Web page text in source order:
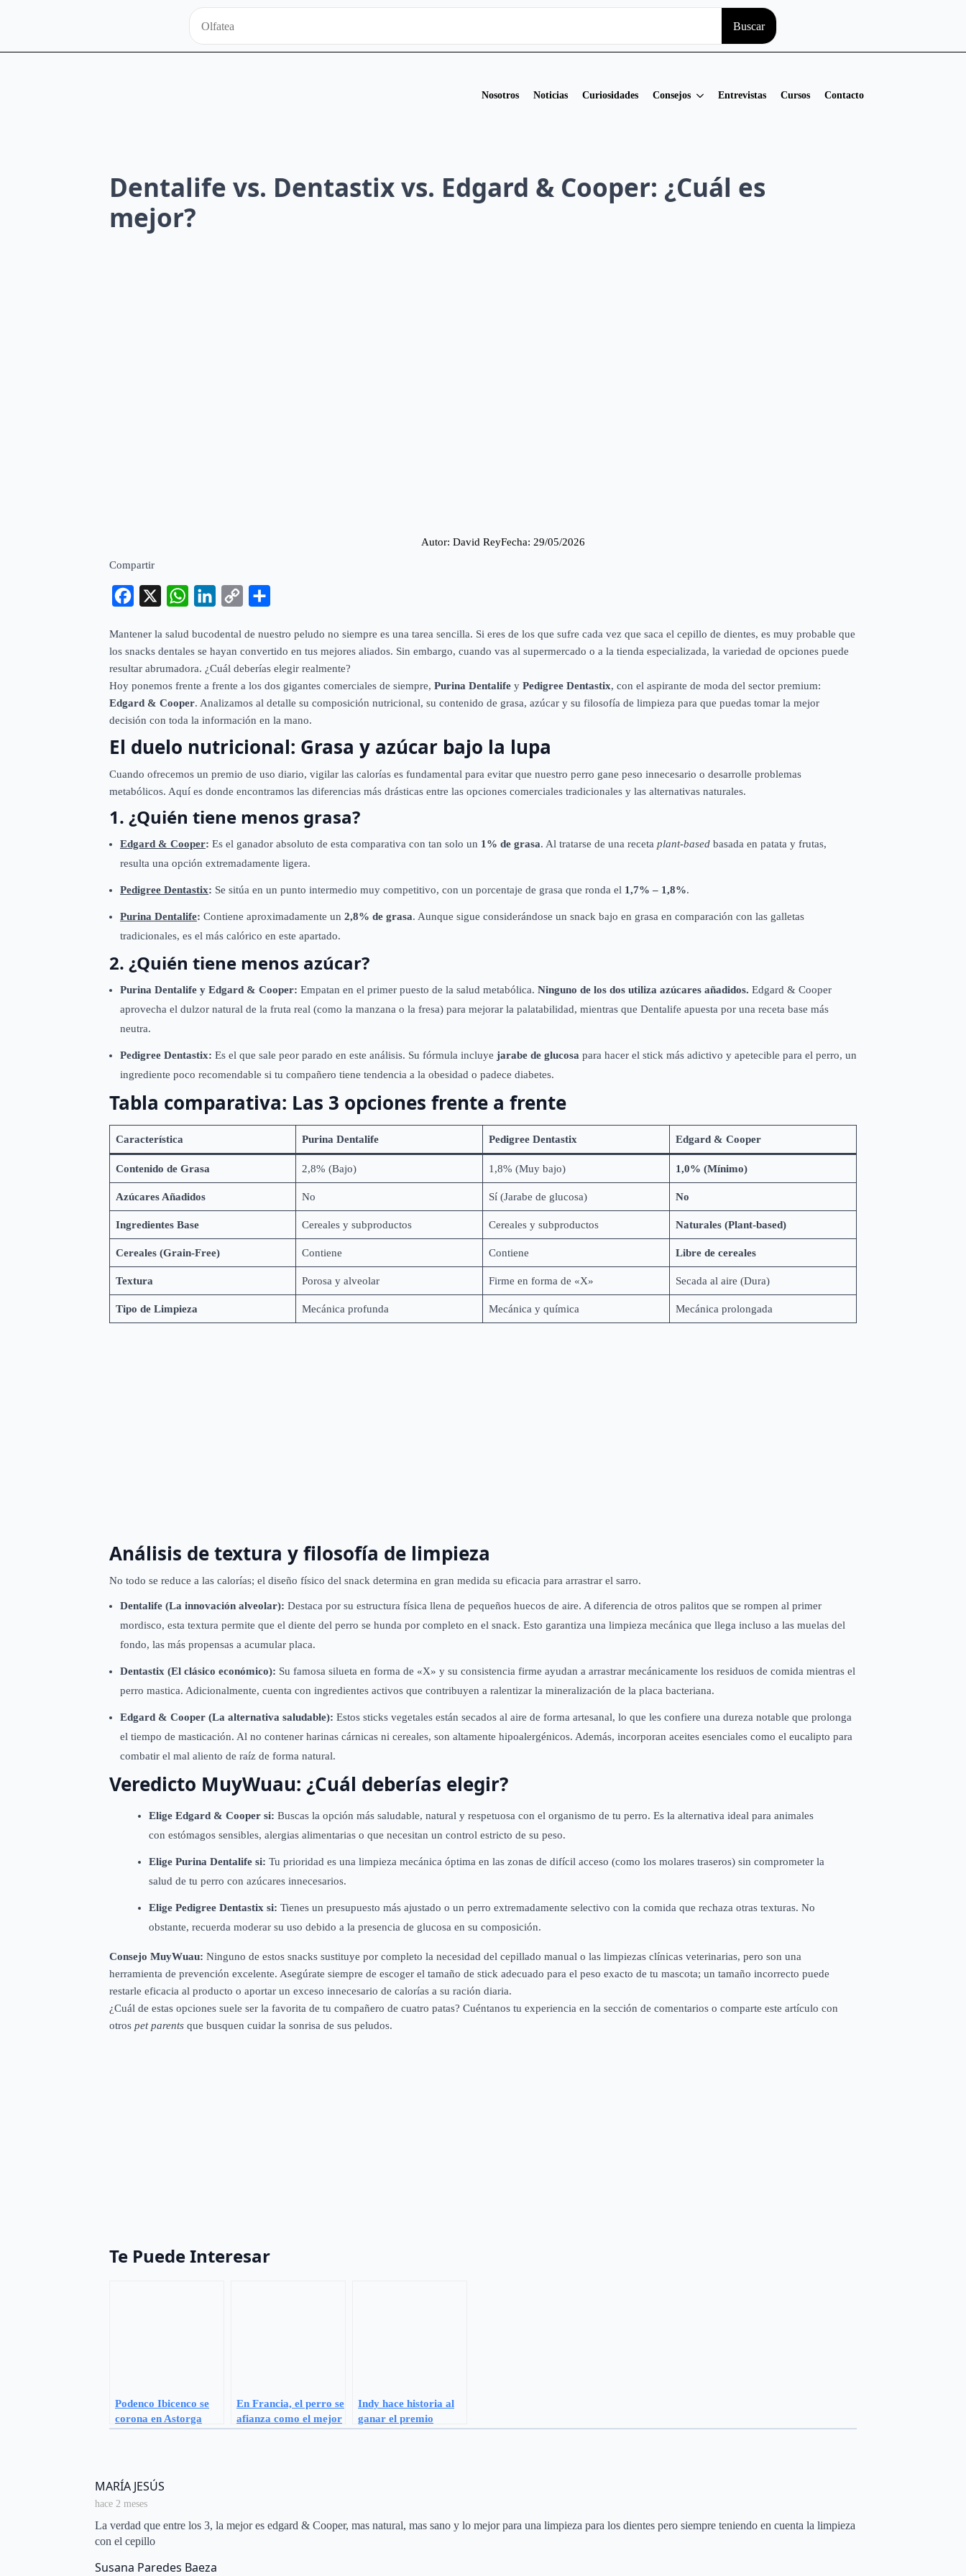
Buscar
Search
for:
Nosotros Noticias Curiosidades Consejos Entrevistas Cursos Contacto
Dentalife vs. Dentastix vs. Edgard & Cooper: ¿Cuál es
mejor?
Autor: David ReyFecha: 29/05/2026
Compartir
Facebook WhatsAppLinkedInCopy
Mantener la salud bucodental de nuestro peludo no siempre es una tarea sencilla. Si eres de los que sufre cada vez que saca el cepillo de dientes, es muy probable que
los snacks dentales se hayan convertido en tus mejores aliados. Sin embargo, cuando vas al supermercado o a la tienda especializada, la variedad de opciones puede
resultar abrumadora. ¿Cuál deberías elegir realmente?
Hoy ponemos frente a frente a los dos gigantes comerciales de siempre, Purina Dentalife y Pedigree Dentastix, con el aspirante de moda del sector premium:
Edgard & Cooper. Analizamos al detalle su composición nutricional, su contenido de grasa, azúcar y su filosofía de limpieza para que puedas tomar la mejor
decisión con toda la información en la mano.
El duelo nutricional: Grasa y azúcar bajo la lupa
Cuando ofrecemos un premio de uso diario, vigilar las calorías es fundamental para evitar que nuestro perro gane peso innecesario o desarrolle problemas
metabólicos. Aquí es donde encontramos las diferencias más drásticas entre las opciones comerciales tradicionales y las alternativas naturales.
1. ¿Quién tiene menos grasa?
Edgard & Cooper: Es el ganador absoluto de esta comparativa con tan solo un 1% de grasa. Al tratarse de una receta plant-based basada en patata y frutas,
resulta una opción extremadamente ligera.
Pedigree Dentastix: Se sitúa en un punto intermedio muy competitivo, con un porcentaje de grasa que ronda el 1,7% – 1,8%.
Purina Dentalife: Contiene aproximadamente un 2,8% de grasa. Aunque sigue considerándose un snack bajo en grasa en comparación con las galletas
tradicionales, es el más calórico en este apartado.
2. ¿Quién tiene menos azúcar?
Purina Dentalife y Edgard & Cooper: Empatan en el primer puesto de la salud metabólica. Ninguno de los dos utiliza azúcares añadidos. Edgard & Cooper
aprovecha el dulzor natural de la fruta real (como la manzana o la fresa) para mejorar la palatabilidad, mientras que Dentalife apuesta por una receta base más
neutra.
Pedigree Dentastix: Es el que sale peor parado en este análisis. Su fórmula incluye jarabe de glucosa para hacer el stick más adictivo y apetecible para el perro, un
ingrediente poco recomendable si tu compañero tiene tendencia a la obesidad o padece diabetes.
Tabla comparativa: Las 3 opciones frente a frente
Característica Purina Dentalife Pedigree Dentastix Edgard & Cooper
Contenido de Grasa 2,8% (Bajo) 1,8% (Muy bajo) 1,0% (Mínimo)
Azúcares Añadidos No Sí (Jarabe de glucosa) No
Ingredientes Base Cereales y subproductos Cereales y subproductos Naturales (Plant-based)
Cereales (Grain-Free) Contiene Contiene Libre de cereales
Textura Porosa y alveolar Firme en forma de «X» Secada al aire (Dura)
Tipo de Limpieza Mecánica profunda Mecánica y química Mecánica prolongada
Análisis de textura y filosofía de limpieza
No todo se reduce a las calorías; el diseño físico del snack determina en gran medida su eficacia para arrastrar el sarro.
Dentalife (La innovación alveolar): Destaca por su estructura física llena de pequeños huecos de aire. A diferencia de otros palitos que se rompen al primer
mordisco, esta textura permite que el diente del perro se hunda por completo en el snack. Esto garantiza una limpieza mecánica que llega incluso a las muelas del
fondo, las más propensas a acumular placa.
Dentastix (El clásico económico): Su famosa silueta en forma de «X» y su consistencia firme ayudan a arrastrar mecánicamente los residuos de comida mientras el
perro mastica. Adicionalmente, cuenta con ingredientes activos que contribuyen a ralentizar la mineralización de la placa bacteriana.
Edgard & Cooper (La alternativa saludable): Estos sticks vegetales están secados al aire de forma artesanal, lo que les confiere una dureza notable que prolonga
el tiempo de masticación. Al no contener harinas cárnicas ni cereales, son altamente hipoalergénicos. Además, incorporan aceites esenciales como el eucalipto para
combatir el mal aliento de raíz de forma natural.
Veredicto MuyWuau: ¿Cuál deberías elegir?
Elige Edgard & Cooper si: Buscas la opción más saludable, natural y respetuosa con el organismo de tu perro. Es la alternativa ideal para animales
con estómagos sensibles, alergias alimentarias o que necesitan un control estricto de su peso.
Elige Purina Dentalife si: Tu prioridad es una limpieza mecánica óptima en las zonas de difícil acceso (como los molares traseros) sin comprometer la
salud de tu perro con azúcares innecesarios.
Elige Pedigree Dentastix si: Tienes un presupuesto más ajustado o un perro extremadamente selectivo con la comida que rechaza otras texturas. No
obstante, recuerda moderar su uso debido a la presencia de glucosa en su composición.
Consejo MuyWuau: Ninguno de estos snacks sustituye por completo la necesidad del cepillado manual o las limpiezas clínicas veterinarias, pero son una
herramienta de prevención excelente. Asegúrate siempre de escoger el tamaño de stick adecuado para el peso exacto de tu mascota; un tamaño incorrecto puede
restarle eficacia al producto o aportar un exceso innecesario de calorías a su ración diaria.
¿Cuál de estas opciones suele ser la favorita de tu compañero de cuatro patas? Cuéntanos tu experiencia en la sección de comentarios o comparte este artículo con
otros pet parents que busquen cuidar la sonrisa de sus peludos.
Te Puede Interesar
Podenco Ibicenco se
corona en Astorga
En Francia, el perro se
afianza como el mejor
Indy hace historia al
ganar el premio
MARÍA JESÚS
hace 2 meses
La verdad que entre los 3, la mejor es edgard & Cooper, mas natural, mas sano y lo mejor para una limpieza para los dientes pero siempre teniendo en cuenta la limpieza
con el cepillo
Susana Paredes Baeza